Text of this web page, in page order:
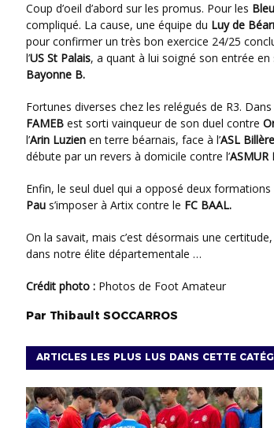
Coup d’oeil d’abord sur les promus. Pour les
compliqué. La cause, une équipe du Luy de
pour confirmer un très bon exercice 24/25
l’US St Palais, a quant à lui soigné son entrée
Bayonne B.
Fortunes diverses chez les relégués de R3.
FAMEB est sorti vainqueur de son duel contre
l’Arin Luzien en terre béarnais, face à l’ASL Billère
débute par un revers à domicile contre l’ASMUR
Enfin, le seul duel qui a opposé deux
Pau s’imposer à Artix contre le FC BAAL.
On la savait, mais c’est désormais une certitude, le niveau sera sacrément élevé cette saison
dans notre élite départementale …
Crédit photo : Photos de Foot Amateur
Par Thibault SOCCARROS
ARTICLES LES PLUS LUS DANS CETTE